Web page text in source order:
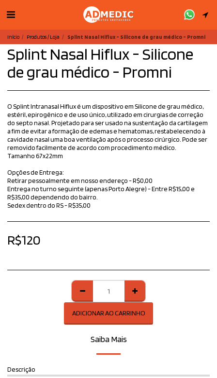
Início Produtos / Loja Splint Nasal Hiflux - Silicone de grau médico - Promni
Splint Nasal Hiflux - Silicone
de grau médico - Promni
O Splint Intranasal Hiflux é um dispositivo em Silicone de grau médico,
estéril, epirogênico e de uso único, utilizado em cirurgias de correção
do septo nasal. Projetado para ser usado na sustentação da cartilagem
a fim de evitar a formação de edemas e hematomas, restabelecendo à
cavidade nasal uma boa ventilação após o processo cirúrgico. Pode ser
removido facilmente de acordo com procedimento médico.
Tamanho 67x22mm
Opções de Entrega:
Retirar pessoalmente em nosso endereço - R$0,00
Entrega no turno seguinte (apenas Porto Alegre) - Entre R$15,00 e
R$35,00 dependendo do bairro.
Sedex dentro do RS - R$35,00
R$120
ADICIONAR AO CARRINHO
Saiba Mais
Descrição